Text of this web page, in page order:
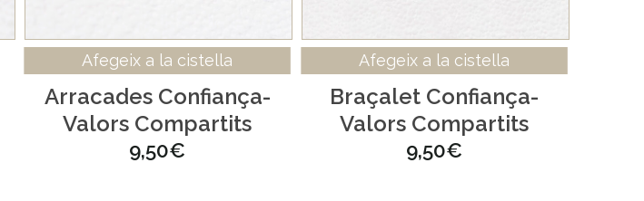
Afegeix a la cistella
Arracades Confiança-
Valors Compartits
9,50€
Afegeix a la cistella
Braçalet Confiança-
Valors Compartits
9,50€